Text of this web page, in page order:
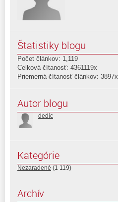
Štatistiky blogu
Počet článkov: 1,119
Celková čítanosť: 4361119x
Priemerná čítanosť článkov: 3897x
Autor blogu
dedic
Kategórie
Nezaradené (1 119)
Archív